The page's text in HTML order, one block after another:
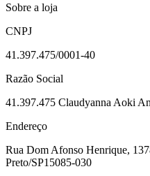
Sobre a loja
CNPJ
41.397.475/0001-40
Razão Social
41.397.475 Claudyanna Aoki
Endereço
Rua Dom Afonso Henrique,
Preto/SP15085-030